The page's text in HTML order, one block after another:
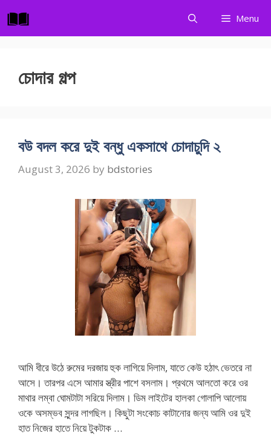
to
content
Menu
চোদার গল্প
বউ বদল করে দুই বন্ধু একসাথে চোদাচুদি ২
August 3, 2026 by bdstories
আমি ধীরে উঠে রুমের দরজায় হুক লাগিয়ে দিলাম, যাতে কেউ হঠাৎ ভেতরে না
আসে। তারপর এসে আমার স্ত্রীর পাশে বসলাম। প্রথমে আলতো করে ওর
মাথার লম্বা ঘোমটাটা সরিয়ে দিলাম। ডিম লাইটের হালকা গোলাপি আলোয়
ওকে অসম্ভব সুন্দর লাগছিল। কিছুটা সংকোচ কাটানোর জন্য আমি ওর দুই
হাত নিজের হাতে নিয়ে টুকটাক …